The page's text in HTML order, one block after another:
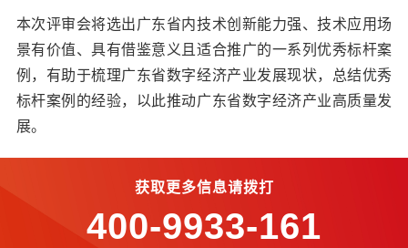
本次评审会将选出广东省内技术创新能力强、技术应用场
景有价值、具有借鉴意义且适合推广的一系列优秀标杆案
例，有助于梳理广东省数字经济产业发展现状，总结优秀
标杆案例的经验，以此推动广东省数字经济产业高质量发
展。
获取更多信息请拨打
400-9933-161